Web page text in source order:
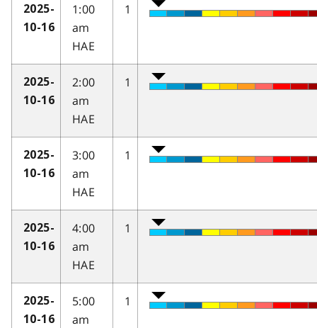
2025-
10-16
1:00
am
HAE
1
2025-
10-16
2:00
am
HAE
1
2025-
10-16
3:00
am
HAE
1
2025-
10-16
4:00
am
HAE
1
2025-
10-16
5:00
am
1